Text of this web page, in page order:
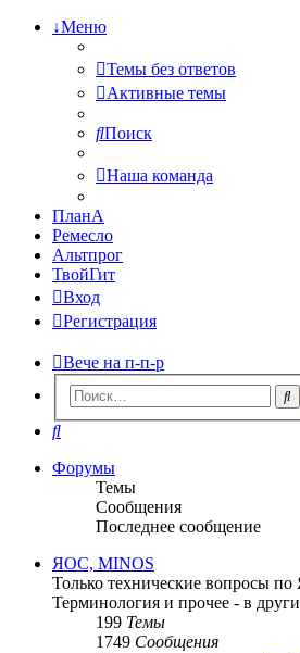
↓Меню
Темы без ответов
Активные темы
Поиск
Наша команда
ПланА
Ремесло
Альтпрог
ТвойГит
Вход
Регистрация
Вече на п-п-р
Поиск
Форумы
Темы
Сообщения
Последнее сообщение
ЯОС, MINOS
Только технические вопросы
Терминология и прочее - в
199 Темы
1749 Сообщения